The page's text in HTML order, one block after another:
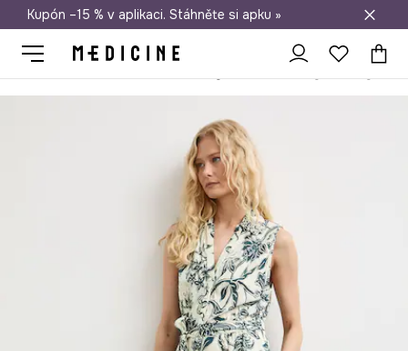
Doprava zdarma při nákupu nad 1 200 Kč
Kupón –15 % v aplikaci. Stáhněte si apku »